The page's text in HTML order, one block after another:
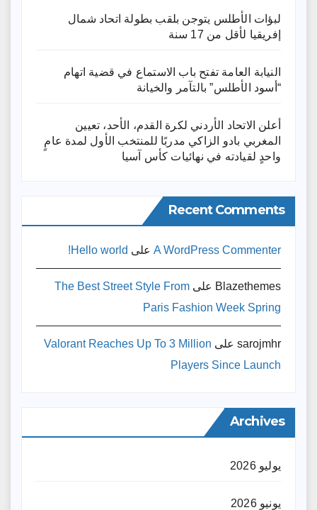
لبؤات الأطلس يتوجن بلقب بطولة اتحاد شمال
إفريقيا لأقل من 17 سنة
النيابة العامة تفتح باب الاستماع في قضية اتهام
“أسود الأطلس” بالتآمر والخيانة
أعلن الاتحاد الأردني لكرة القدم، الأحد، تعيين
المغربي بادو الزاكي مدربًا للمنتخب الأول لمدة عامٍ
واحدٍ لقيادته ​في نهائيات كأس آسيا
Recent Comments
A WordPress Commenter على Hello world!
Blazethemes على The Best Street Style From
Paris Fashion Week Spring
sarojmhr على Valorant Reaches Up To 3 Million
Players Since Launch
Archives
يوليو 2026
يونيو 2026